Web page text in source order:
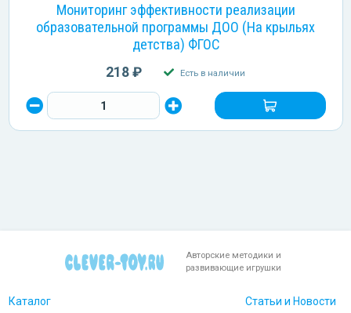
Мониторинг эффективности реализации
образовательной программы ДОО (На крыльях
детства) ФГОС
218 ₽ Есть в наличии
Авторские методики и
развивающие игрушки
Каталог Статьи и Новости